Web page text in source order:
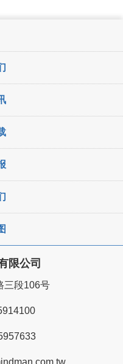
限公司
三段106号